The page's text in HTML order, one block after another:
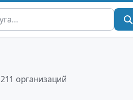
211 организаций